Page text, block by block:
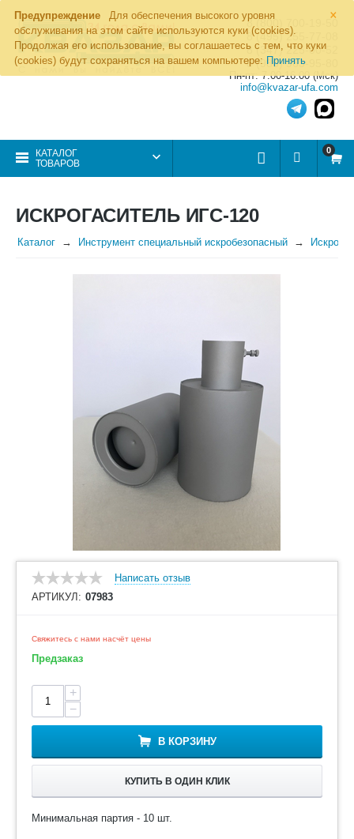
×
Предупреждение
Для обеспечения высокого уровня
обслуживания на этом сайте используются куки (cookies).
Продолжая его использование, вы соглашаетесь с тем, что куки
(cookies) будут сохраняться на вашем компьютере: Принять
8 (800) 700-19-50
8 (495) 255-77-08
8 (347) 225-00-52
8 (986) 963-95-80
Пн-пт: 7.00-16.00 (Мск)
info@kvazar-ufa.com
КАТАЛОГ
ТОВАРОВ
0
ИСКРОГАСИТЕЛЬ ИГС-120
Каталог Инструмент специальный искробезопасный
Написать отзыв
АРТИКУЛ: 07983
Свяжитесь с нами насчёт цены
Предзаказ
+
−
В КОРЗИНУ
КУПИТЬ В ОДИН КЛИК
Минимальная партия - 10 шт.